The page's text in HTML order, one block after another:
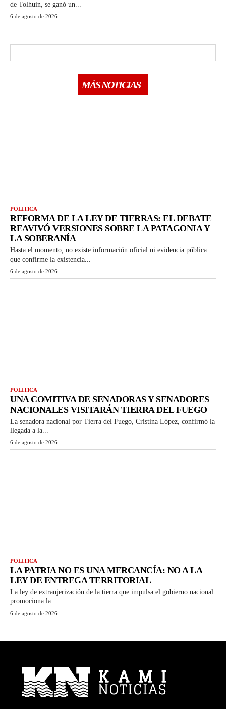
de Tolhuin, se ganó un...
6 de agosto de 2026
MÁS NOTICIAS
POLITICA
REFORMA DE LA LEY DE TIERRAS: EL DEBATE
REAVIVÓ VERSIONES SOBRE LA PATAGONIA Y
LA SOBERANÍA
Hasta el momento, no existe información oficial ni evidencia pública
que confirme la existencia...
6 de agosto de 2026
POLITICA
UNA COMITIVA DE SENADORAS Y SENADORES
NACIONALES VISITARÁN TIERRA DEL FUEGO
La senadora nacional por Tierra del Fuego, Cristina López, confirmó la
llegada a la...
6 de agosto de 2026
POLITICA
LA PATRIA NO ES UNA MERCANCÍA: NO A LA
LEY DE ENTREGA TERRITORIAL
La ley de extranjerización de la tierra que impulsa el gobierno nacional
promociona la...
6 de agosto de 2026